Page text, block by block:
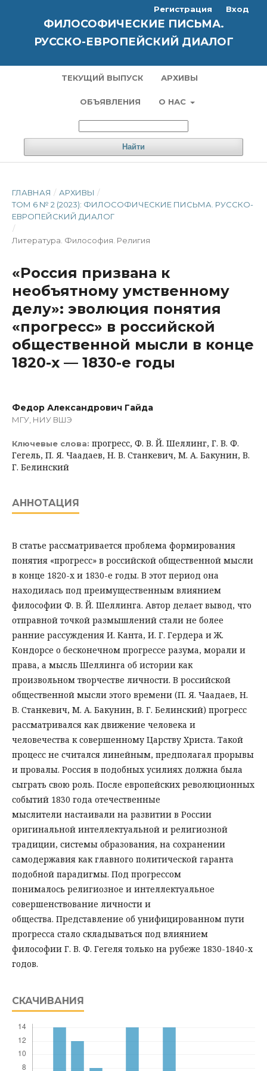
ФИЛОСОФИЧЕСКИЕ ПИСЬМА.
РУССКО-ЕВРОПЕЙСКИЙ ДИАЛОГ
ТЕКУЩИЙ ВЫПУСК АРХИВЫ
ОБЪЯВЛЕНИЯ О НАС
Найти
Регистрация Вход
ГЛАВНАЯ / АРХИВЫ /
ТОМ 6 № 2 (2023): ФИЛОСОФИЧЕСКИЕ ПИСЬМА. РУССКО-
ЕВРОПЕЙСКИЙ ДИАЛОГ
/
Литература. Философия. Pелигия
«Россия призвана к
необъятному умственному
делу»: эволюция понятия
«прогресс» в российской
общественной мысли в конце
1820-х — 1830-е годы
Федор Александрович Гайда
МГУ, НИУ ВШЭ
Ключевые слова: прогресс, Ф. В. Й. Шеллинг, Г. В. Ф.
Гегель, П. Я. Чаадаев, Н. В. Станкевич, М. А. Бакунин, В.
Г. Белинский
АННОТАЦИЯ
В статье рассматривается проблема формирования
понятия «прогресс» в российской общественной мысли
в конце 1820-х и 1830-е годы. В этот период она
находилась под преимущественным влиянием
философии Ф. В. Й. Шеллинга. Автор делает вывод, что
отправной точкой размышлений стали не более
ранние рассуждения И. Канта, И. Г. Гердера и Ж.
Кондорсе о бесконечном прогрессе разума, морали и
права, а мысль Шеллинга об истории как
произвольном творчестве личности. В российской
общественной мысли этого времени (П. Я. Чаадаев, Н.
В. Станкевич, М. А. Бакунин, В. Г. Белинский) прогресс
рассматривался как движение человека и
человечества к совершенному Царству Христа. Такой
процесс не считался линейным, предполагал прорывы
и провалы. Россия в подобных усилиях должна была
сыграть свою роль. После европейских революционных
событий 1830 года отечественные
мыслители настаивали на развитии в России
оригинальной интеллектуальной и религиозной
традиции, системы образования, на сохранении
самодержавия как главного политической гаранта
подобной парадигмы. Под прогрессом
понималось религиозное и интеллектуальное
совершенствование личности и
общества. Представление об унифицированном пути
прогресса стало складываться под влиянием
философии Г. В. Ф. Гегеля только на рубеже 1830-1840-х
годов.
СКАЧИВАНИЯ